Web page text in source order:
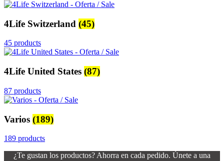
4Life Switzerland (45)
45 products
4Life United States (87)
87 products
Varios (189)
189 products
¿Te gustan los productos? Ahorra en cada pedido. Únete a una